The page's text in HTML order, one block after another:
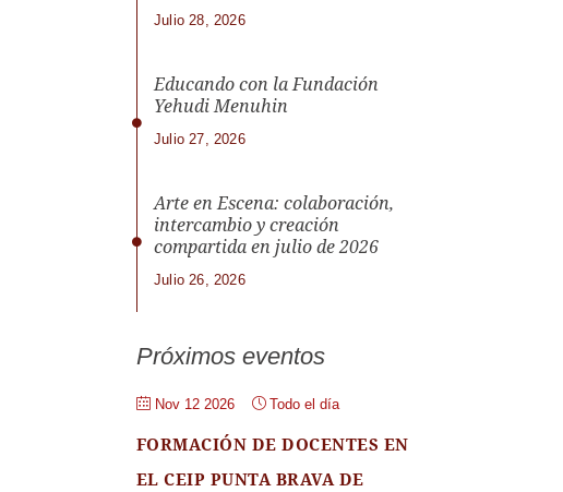
Julio 28, 2026
Educando con la Fundación
Yehudi Menuhin
Julio 27, 2026
Arte en Escena: colaboración,
intercambio y creación
compartida en julio de 2026
Julio 26, 2026
Próximos eventos
Nov 12 2026 Todo el día
FORMACIÓN DE DOCENTES EN
EL CEIP PUNTA BRAVA DE